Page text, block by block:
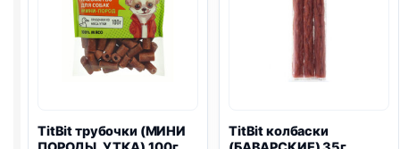
TitBit трубочки (МИНИ
TitBit колбаски